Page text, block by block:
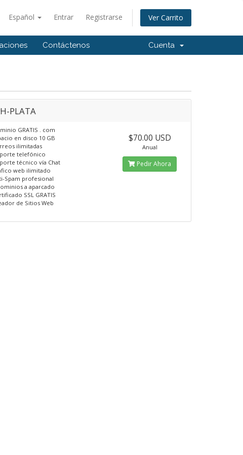
Español Entrar Registrarse Ver Carrito
Contáctenos Cuenta
PLATA
GRATIS . com
en disco 10 GB
ilimitadas
telefónico
técnico vía Chat
web ilimitado
Spam profesional
a aparcado
SSL GRATIS
de Sitios Web
$70.00 USD
Anual
Pedir Ahora